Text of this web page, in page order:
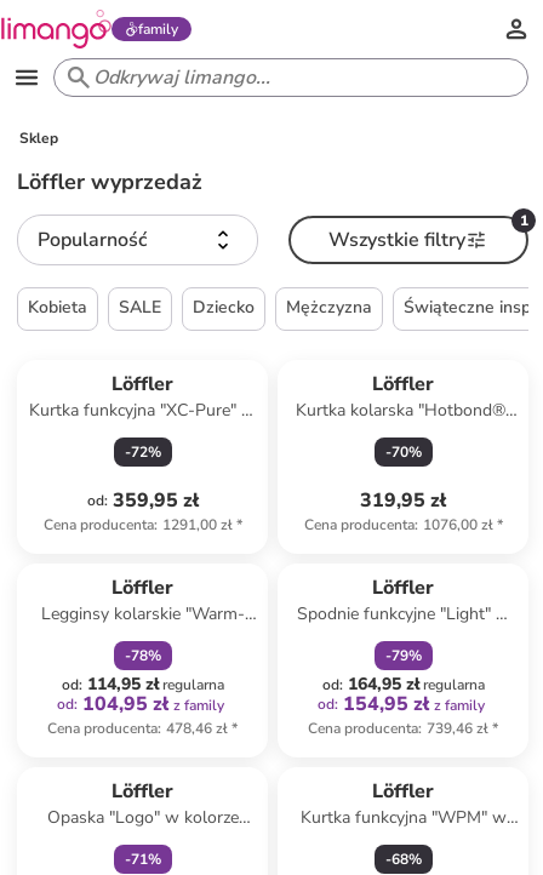
family
Sklep
Löffler wyprzedaż
Popularność
1
Wszystkie filtry
Kobieta SALE Dziecko Mężczyzna Świąteczne
Löffler
Kurtka funkcyjna "XC-Pure" w
kolorze turkusowym
-72%
od: 359,95 zł
Cena producenta: 1291,00 zł*
Löffler
Kurtka kolarska "Hotbond®"
w kolorze różowym
-70%
319,95 zł
Cena producenta: 1076,00 zł*
Löffler
Legginsy kolarskie "Warm-
Up" w kolorze czarnym
-78%
od: 114,95 złregularna
od: 104,95 zł z family
Cena producenta: 478,46 zł*
Löffler
Spodnie funkcyjne "Light" w
kolorze czarnym
-79%
od: 164,95 złregularna
od: 154,95 zł z family
Cena producenta: 739,46 zł*
Löffler
Opaska "Logo" w kolorze
czerwonym na czoło
-71%
Löffler
Kurtka funkcyjna "WPM" w
kolorze różowym
-68%